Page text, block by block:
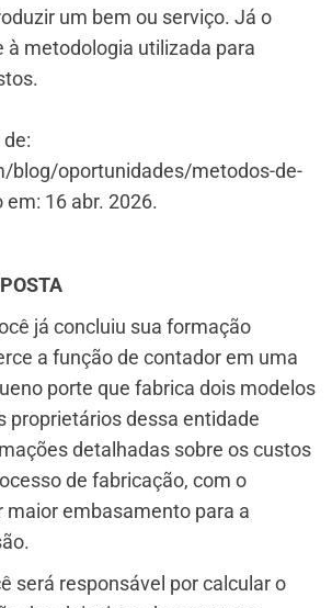
um bem ou serviço. Já o
à metodologia utilizada para
blog/oportunidades/metodos-de-
16 abr. 2026.
já concluiu sua formação
a função de contador em uma
porte que fabrica dois modelos
proprietários dessa entidade
detalhadas sobre os custos
de fabricação, com o
maior embasamento para a
será responsável por calcular o